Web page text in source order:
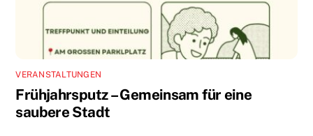
VERANSTALTUNGEN
Frühjahrsputz – Gemeinsam für eine
saubere Stadt